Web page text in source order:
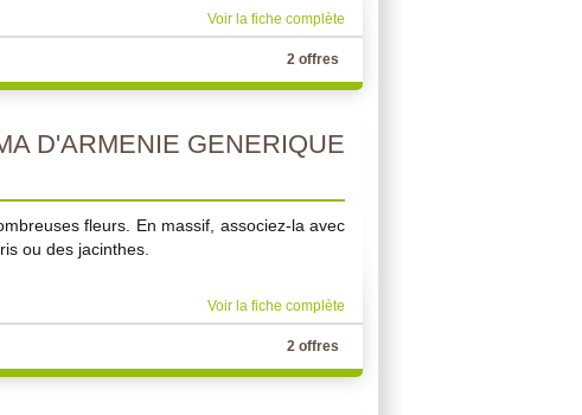
Voir la fiche complète
2 offres
D'ARMENIE GENERIQUE
fleurs. En massif, associez-la avec
ou des jacinthes.
Voir la fiche complète
2 offres